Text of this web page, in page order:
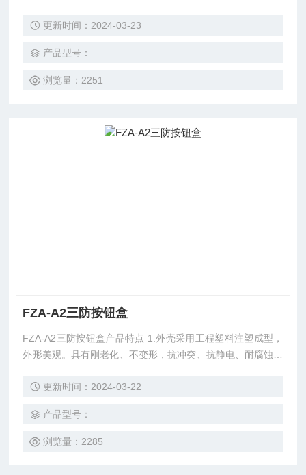
匙开关和选择开关加装朗斯特LST-F型按钮防护罩，有效阻止
*的技术。 3 按钮盒采用扩展化设计，为了满足用户的不同需
求，内部预留
更新时间：2024-03-23
产品型号：
浏览量：2251
FZA-A2三防按钮盒
FZA-A2三防按钮盒产品特点 1.外壳采用工程塑料注塑成型，
外形美观。具有刚老化、不变形，抗冲突、抗静电、耐腐蚀等
防腐等级为WF2 3.本系列产品为迷宫式防水结构，具有良好
锈钢，密封采用硅橡胶，耐油、耐酸、耐碱、耐高温。 5.内装
元件由我公司定型。
更新时间：2024-03-22
产品型号：
浏览量：2285